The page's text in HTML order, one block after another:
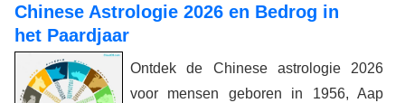
Chinese Astrologie 2026 en Bedrog in
het Paardjaar
Ontdek de Chinese astrologie 2026
voor mensen geboren in 1956, Aap